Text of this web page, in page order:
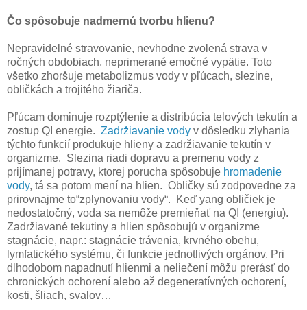
Čo spôsobuje nadmernú tvorbu hlienu?
Nepravidelné stravovanie, nevhodne zvolená strava v
ročných obdobiach, neprimerané emočné vypätie. Toto
všetko zhoršuje metabolizmus vody v pľúcach, slezine,
obličkách a trojitého žiariča.
Pľúcam dominuje rozptýlenie a distribúcia telových tekutín a
zostup QI energie. Zadržiavanie vody v dôsledku zlyhania
týchto funkcií produkuje hlieny a zadržiavanie tekutín v
organizme. Slezina riadi dopravu a premenu vody z
prijímanej potravy, ktorej porucha spôsobuje hromadenie
vody, tá sa potom mení na hlien. Obličky sú zodpovedne za
prirovnajme to“zplynovaniu vody“. Keď yang obličiek je
nedostatočný, voda sa nemôže premieňať na QI (energiu).
Zadržiavané tekutiny a hlien spôsobujú v organizme
stagnácie, napr.: stagnácie trávenia, krvného obehu,
lymfatického systému, či funkcie jednotlivých orgánov. Pri
dlhodobom napadnutí hlienmi a neliečení môžu prerásť do
chronických ochorení alebo až degeneratívných ochorení,
kosti, šliach, svalov…